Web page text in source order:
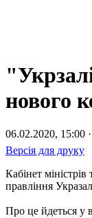
нового
06.02.2020, 15:00
Версія для друку
Кабінет
правління
Про це йдеться у